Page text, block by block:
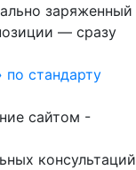
заряженный
— сразу
стандарту
сайтом -
консультаций